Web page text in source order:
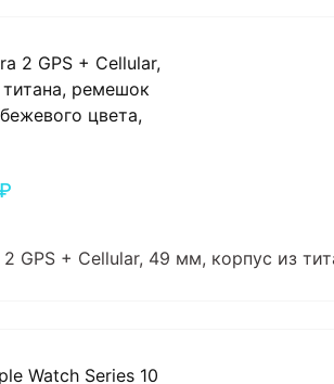
GPS + Cellular, 49 мм, корпус из